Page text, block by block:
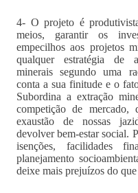
4- O projeto é
meios, garantir os
empecilhos aos projetos
qualquer estratégia de
minerais segundo uma
conta a sua finitude e o
Subordina a extração
competição de
exaustão de nossas
devolver bem-estar social.
isenções, facilidades
planejamento
deixe mais prejuízos do